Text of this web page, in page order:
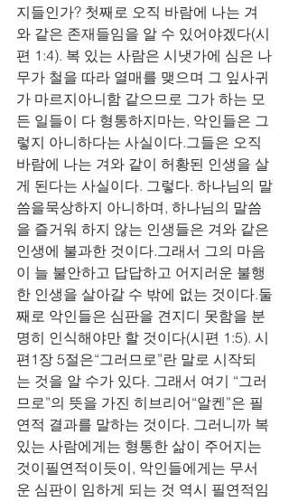
지들인가? 첫째로 오직 바람에 나는 겨
와 같은 존재들임을 알 수 있어야겠다(시
편 1:4). 복 있는 사람은 시냇가에 심은 나
무가 철을 따라 열매를 맺으며 그 잎사귀
가 마르지아니함 같으므로 그가 하는 모
든 일들이 다 형통하지마는, 악인들은 그
렇지 아니하다는 사실이다.그들은 오직
바람에 나는 겨와 같이 허황된 인생을 살
게 된다는 사실이다. 그렇다. 하나님의 말
씀을묵상하지 아니하며, 하나님의 말씀
을 즐거워 하지 않는 인생들은 겨와 같은
인생에 불과한 것이다.그래서 그의 마음
이 늘 불안하고 답답하고 어지러운 불행
한 인생을 살아갈 수 밖에 없는 것이다.둘
째로 악인들은 심판을 견지디 못함을 분
명히 인식해야만 할 것이다(시편 1:5). 시
편1장 5절은“그러므로”란 말로 시작되
는 것을 알 수가 있다. 그래서 여기 “그러
므로”의 뜻을 가진 히브리어“알켄”은 필
연적 결과를 말하는 것이다. 그러니까 복
있는 사람에게는 형통한 삶이 주어지는
것이필연적이듯이, 악인들에게는 무서
운 심판이 임하게 되는 것 역시 필연적임